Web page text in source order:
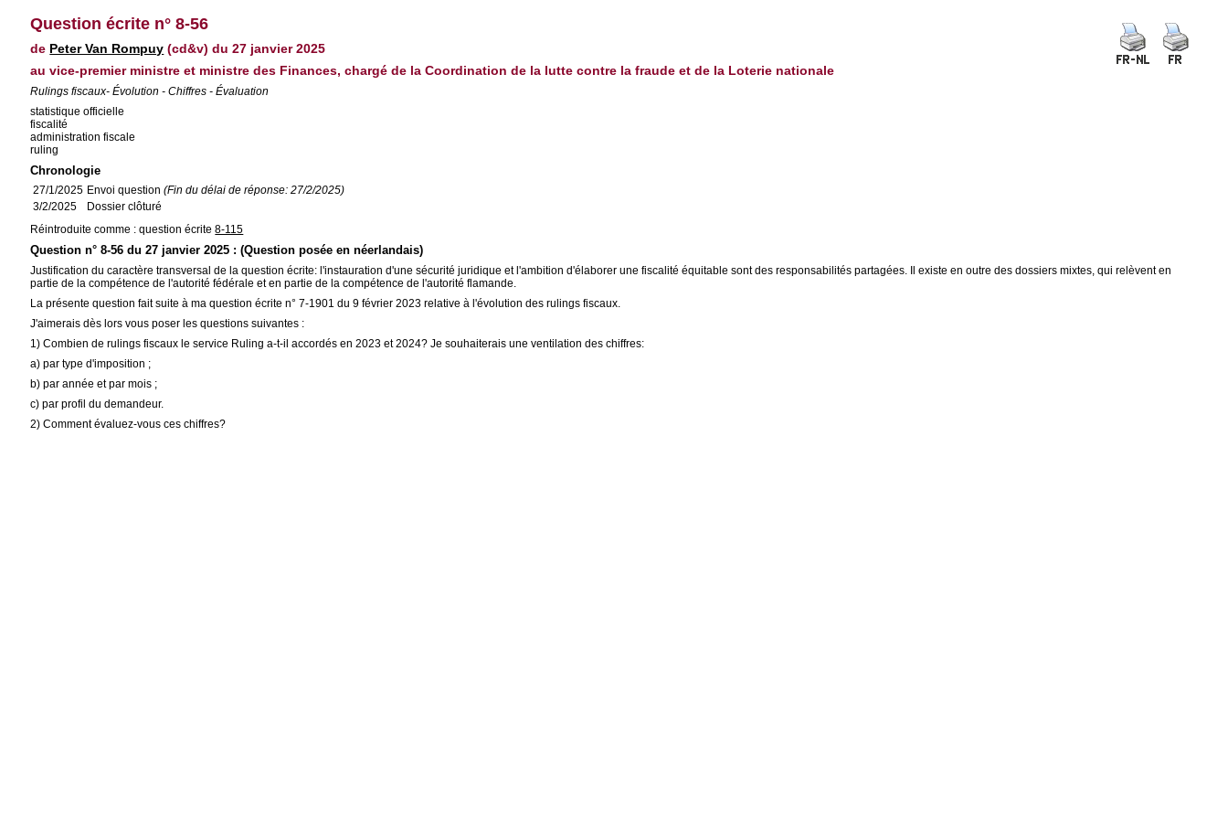
Question écrite n° 8-56
de Peter Van Rompuy (cd&v) du 27 janvier 2025
au vice-premier ministre et ministre des Finances, chargé de la Coordination de la lutte contre la fraude et de la Loterie nationale
Rulings fiscaux- Évolution - Chiffres - Évaluation
statistique officielle
fiscalité
administration fiscale
ruling
Chronologie
27/1/2025 Envoi question(Fin du délai de réponse: 27/2/2025)
3/2/2025
Dossier clôturé
Réintroduite comme : question écrite8-115
Question n° 8-56 du 27 janvier 2025 : (Question posée en néerlandais)
Justification du caractère transversal de la question écrite: l'instauration d'une sécurité juridique et l'ambition d'élaborer une fiscalité équitable sont des responsabilités partagées. Il existe en outre des dossiers mixtes, qui relèvent en
partie de la compétence de l'autorité fédérale et en partie de la compétence de l'autorité flamande.
La présente question fait suite à ma question écrite n° 7-1901 du 9 février 2023 relative à l'évolution des rulings fiscaux.
J'aimerais dès lors vous poser les questions suivantes :
1) Combien de rulings fiscaux le service Ruling a-t-il accordés en 2023 et 2024? Je souhaiterais une ventilation des chiffres:
a) par type d'imposition ;
b) par année et par mois ;
c) par profil du demandeur.
2) Comment évaluez-vous ces chiffres?